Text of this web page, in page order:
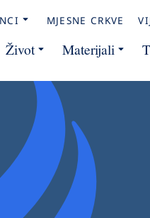
MJESNE CRKVE
Život Materijali